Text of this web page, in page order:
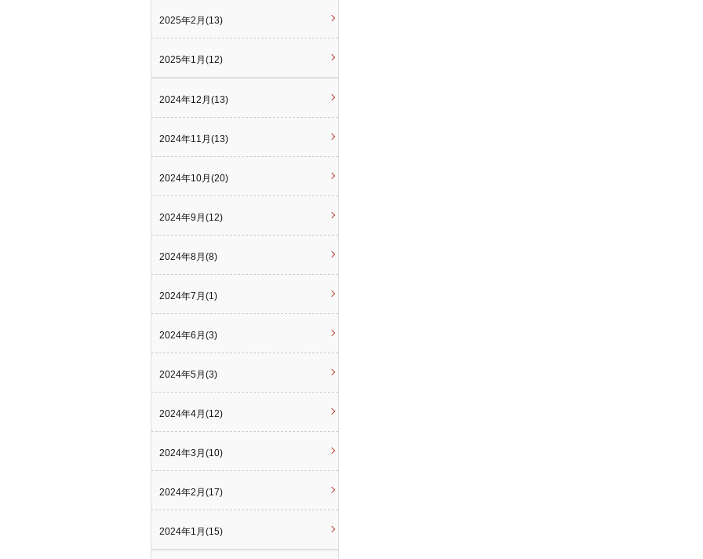
2025年2月(13)
2025年1月(12)
2024年12月(13)
2024年11月(13)
2024年10月(20)
2024年9月(12)
2024年8月(8)
2024年7月(1)
2024年6月(3)
2024年5月(3)
2024年4月(12)
2024年3月(10)
2024年2月(17)
2024年1月(15)